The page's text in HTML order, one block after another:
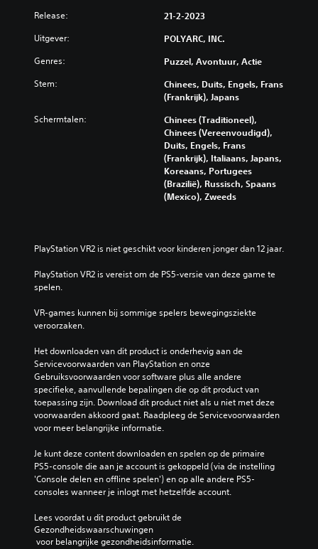
Release: 21-2-2023
Uitgever: POLYARC, INC.
Genres: Puzzel, Avontuur, Actie
Stem:
Chinees, Duits, Engels, Frans
(Frankrijk), Japans
Schermtalen:
Chinees (Traditioneel),
Chinees (Vereenvoudigd),
Duits, Engels, Frans
(Frankrijk), Italiaans, Japans,
Koreaans, Portugees
(Brazilië), Russisch, Spaans
(Mexico), Zweeds
PlayStation VR2 is niet geschikt voor kinderen jonger dan 12 jaar.
PlayStation VR2 is vereist om de PS5-versie van deze game te
spelen.
VR-games kunnen bij sommige spelers bewegingsziekte
veroorzaken.
Het downloaden van dit product is onderhevig aan de
Servicevoorwaarden van PlayStation en onze
Gebruiksvoorwaarden voor software plus alle andere
specifieke, aanvullende bepalingen die op dit product van
toepassing zijn. Download dit product niet als u niet met deze
voorwaarden akkoord gaat. Raadpleeg de Servicevoorwaarden
voor meer belangrijke informatie.
Je kunt deze content downloaden en spelen op de primaire
PS5-console die aan je account is gekoppeld (via de instelling
'Console delen en offline spelen') en op alle andere PS5-
consoles wanneer je inlogt met hetzelfde account.
Lees voordat u dit product gebruikt de
Gezondheidswaarschuwingen
voor belangrijke gezondheidsinformatie.